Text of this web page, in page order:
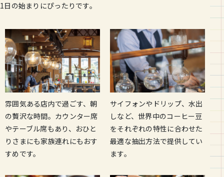
1日の始まりにぴったりです。
雰囲気ある店内で過ごす、朝
の贅沢な時間。カウンター席
やテーブル席もあり、おひと
りさまにも家族連れにもおす
すめです。
サイフォンやドリップ、水出
しなど、世界中のコーヒー豆
をそれぞれの特性に合わせた
最適な抽出方法で提供してい
ます。